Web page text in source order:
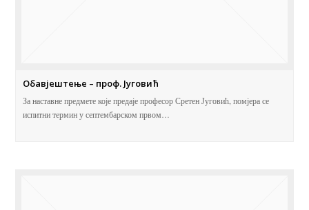
Обавјештење – проф. Југовић
За наставне предмете које предаје професор Сретен Југовић, помјера се
испитни термин у септембарском првом…